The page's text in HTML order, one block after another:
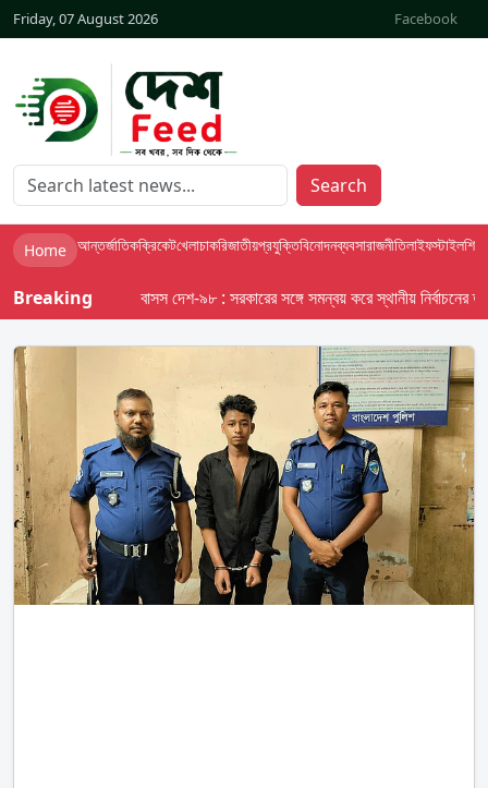
Friday, 07 August 2026 Facebook
Search
Home আন্তর্জাতিকক্রিকেটখেলাচাকরিজাতীয়প্রযুক্তিবিনোদনব্যবসারাজনীতিলাইফস্টাইলশিক্ষা
Breaking বাসস দেশ-৯৮ : সরকারের সঙ্গে সমন্বয় করে স্থানীয় নির্বাচনের